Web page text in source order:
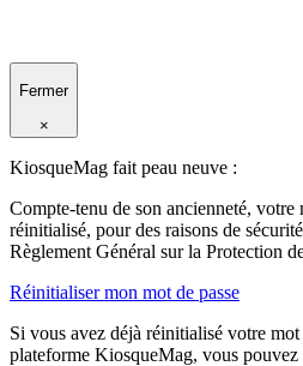
Fermer
×
KiosqueMag fait peau neuve :
Compte-tenu de son ancienneté, votre
réinitialisé, pour des raisons de
Règlement Général sur la Protection
Réinitialiser mon mot de passe
Si vous avez déjà réinitialisé votre
plateforme KiosqueMag, vous pouvez